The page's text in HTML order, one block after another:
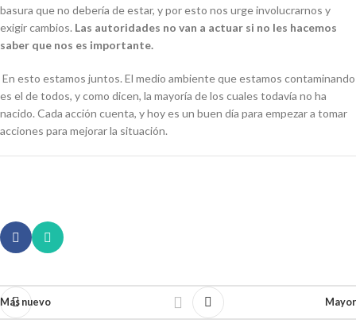
basura que no debería de estar, y por esto nos urge involucrarnos y
exigir cambios. Las autoridades no van a actuar si no les hacemos
saber que nos es importante.
En esto estamos juntos. El medio ambiente que estamos contaminando
es el de todos, y como dicen, la mayoría de los cuales todavía no ha
nacido. Cada acción cuenta, y hoy es un buen día para empezar a tomar
acciones para mejorar la situación.
Más nuevo Mayor